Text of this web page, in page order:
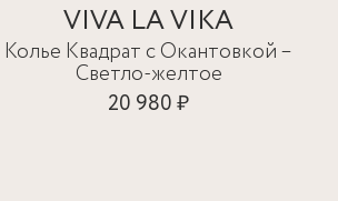
VIVA LA VIKA
Колье Квадрат с Окантовкой –
Светло-желтое
20 980 ₽